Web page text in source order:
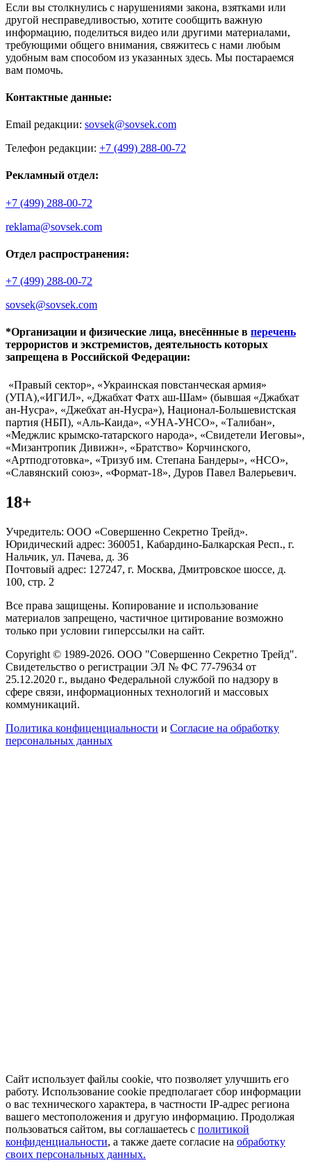
Если вы столкнулись с нарушениями закона, взятками или
другой несправедливостью, хотите сообщить важную
информацию, поделиться видео или другими материалами,
требующими общего внимания, свяжитесь с нами любым
удобным вам способом из указанных здесь. Мы постараемся
вам помочь.
Контактные данные:
Email редакции: sovsek@sovsek.com
Телефон редакции: +7 (499) 288-00-72
Рекламный отдел:
+7 (499) 288-00-72
reklama@sovsek.com
Отдел распространения:
+7 (499) 288-00-72
sovsek@sovsek.com
*Организации и физические лица, внесённные в перечень
террористов и экстремистов, деятельность которых
запрещена в Российской Федерации:
«Правый сектор», «Украинская повстанческая армия»
(УПА),«ИГИЛ», «Джабхат Фатх аш-Шам» (бывшая «Джабхат
ан-Нусра», «Джебхат ан-Нусра»), Национал-Большевистская
партия (НБП), «Аль-Каида», «УНА-УНСО», «Талибан»,
«Меджлис крымско-татарского народа», «Свидетели Иеговы»,
«Мизантропик Дивижн», «Братство» Корчинского,
«Артподготовка», «Тризуб им. Степана Бандеры», «НСО»,
«Славянский союз», «Формат-18», Дуров Павел Валерьевич.
18+
Учредитель: ООО «Совершенно Секретно Трейд».
Юридический адрес: 360051, Кабардино-Балкарская Респ., г.
Нальчик, ул. Пачева, д. 36
Почтовый адрес: 127247, г. Москва, Дмитровское шоссе, д.
100, стр. 2
Все права защищены. Копирование и использование
материалов запрещено, частичное цитирование возможно
только при условии гиперссылки на сайт.
Copyright © 1989-2026. ООО "Совершенно Секретно Трейд".
Свидетельство о регистрации ЭЛ № ФС 77-79634 от
25.12.2020 г., выдано Федеральной службой по надзору в
сфере связи, информационных технологий и массовых
коммуникаций.
Политика конфиценциальности и Согласие на обработку
персональных данных
Сайт использует файлы cookie, что позволяет улучшить его
работу. Использование cookie предполагает сбор информации
о вас технического характера, в частности IP-адрес региона
вашего местоположения и другую информацию. Продолжая
пользоваться сайтом, вы соглашаетесь с политикой
конфиденциальности, а также даете согласие на обработку
своих персональных данных.